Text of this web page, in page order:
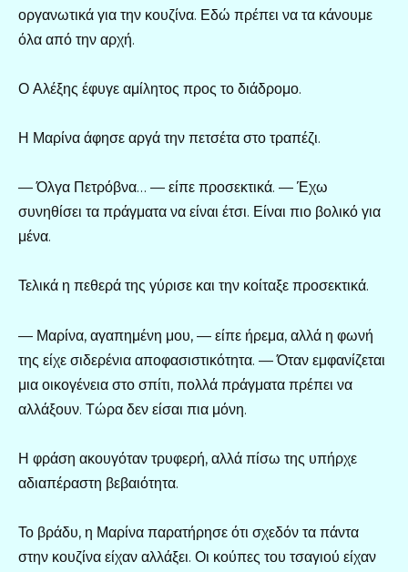
οργανωτικά για την κουζίνα. Εδώ πρέπει να τα κάνουμε
όλα από την αρχή.
Ο Αλέξης έφυγε αμίλητος προς το διάδρομο.
Η Μαρίνα άφησε αργά την πετσέτα στο τραπέζι.
— Όλγα Πετρόβνα… — είπε προσεκτικά. — Έχω
συνηθίσει τα πράγματα να είναι έτσι. Είναι πιο βολικό για
μένα.
Τελικά η πεθερά της γύρισε και την κοίταξε προσεκτικά.
— Μαρίνα, αγαπημένη μου, — είπε ήρεμα, αλλά η φωνή
της είχε σιδερένια αποφασιστικότητα. — Όταν εμφανίζεται
μια οικογένεια στο σπίτι, πολλά πράγματα πρέπει να
αλλάξουν. Τώρα δεν είσαι πια μόνη.
Η φράση ακουγόταν τρυφερή, αλλά πίσω της υπήρχε
αδιαπέραστη βεβαιότητα.
Το βράδυ, η Μαρίνα παρατήρησε ότι σχεδόν τα πάντα
στην κουζίνα είχαν αλλάξει. Οι κούπες του τσαγιού είχαν